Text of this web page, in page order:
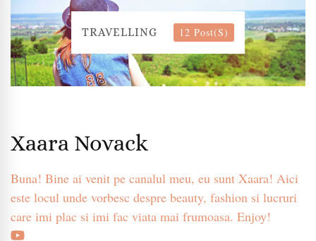
TRAVELLING 12 Post(s)
Xaara Novack
Buna! Bine ai venit pe canalul meu, eu sunt Xaara! Aici
este locul unde vorbesc despre beauty, fashion si lucruri
care imi plac si imi fac viata mai frumoasa. Enjoy!